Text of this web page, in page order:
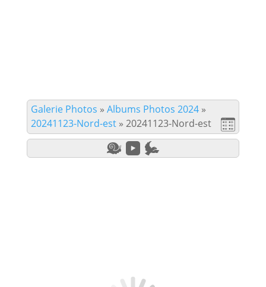
Galerie Photos » Albums Photos 2024»
20241123-Nord-est» 20241123-Nord-est